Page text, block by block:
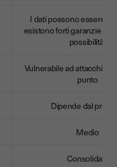
I dati possono essere
esistono forti garanzie
possibilità)
Vulnerabile ad attacchi su
punto
Dipende dal
Medio
Consolidata